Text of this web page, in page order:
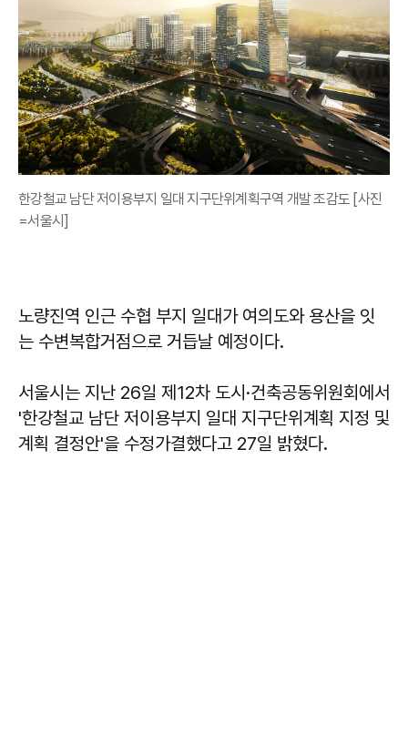
한강철교 남단 저이용부지 일대 지구단위계획구역 개발 조감도 [사진
=서울시]
노량진역 인근 수협 부지 일대가 여의도와 용산을 잇
는 수변복합거점으로 거듭날 예정이다.
서울시는 지난 26일 제12차 도시·건축공동위원회에서
'한강철교 남단 저이용부지 일대 지구단위계획 지정 및
계획 결정안'을 수정가결했다고 27일 밝혔다.